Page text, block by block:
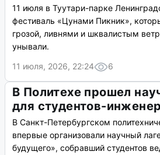
11 июля в Туутари-парке
фестиваль «Цунами Пикник»,
грозой, ливнями и шквалистым
унывали.
11 июля, 2026, 22:24
6
В Политехе прошел
для студентов-
В Санкт-Петербургском
впервые организовали научный
будущего», собравший студентов